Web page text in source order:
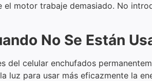
motor trabaje demasiado. No
No Se Están
del celular enchufados
luz para usar más eficazmente la